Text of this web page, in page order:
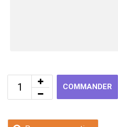
COMMANDER